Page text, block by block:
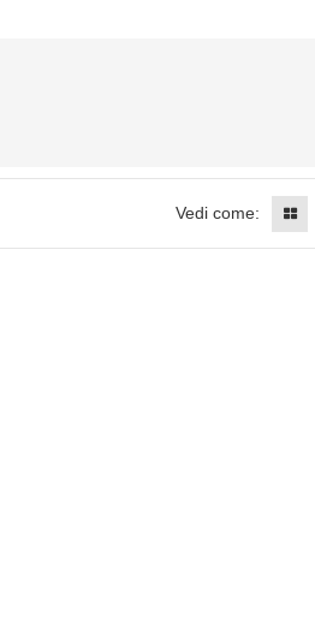
Vedi come: